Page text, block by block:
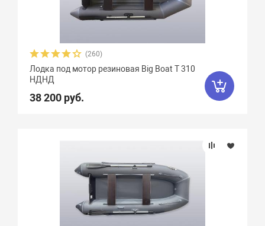
(260)
Лодка под мотор резиновая Big Boat T 310
НДНД
38 200 руб.